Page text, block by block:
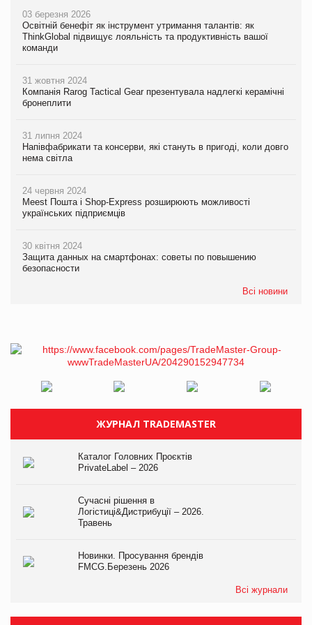
03 березня 2026
Освітній бенефіт як інструмент утримання талантів: як
ThinkGlobal підвищує лояльність та продуктивність вашої
команди
31 жовтня 2024
Компанія Rarog Tactical Gear презентувала надлегкі керамічні
бронеплити
31 липня 2024
Напівфабрикати та консерви, які стануть в пригоді, коли довго
нема світла
24 червня 2024
Meest Пошта і Shop-Express розширюють можливості
українських підприємців
30 квітня 2024
Защита данных на смартфонах: советы по повышению
безопасности
Всі новини
ЖУРНАЛ TRADEMASTER
Каталог Головних Проєктів
PrivateLabel – 2026
Сучасні рішення в
Логістиці&Дистрибуції – 2026.
Травень
Новинки. Просування брендів
FMCG.Березень 2026
Всі журнали